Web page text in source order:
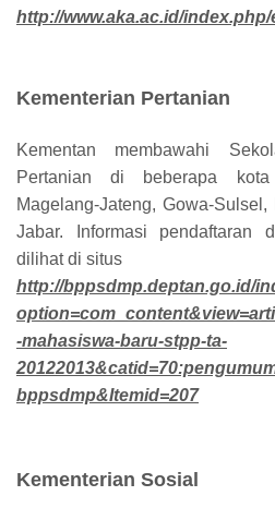
http://www.aka.ac.id/
Kementerian Pertanian
Kementan membawahi
Pertanian di beberapa kota
Magelang-Jateng, Gowa-
Jabar. Informasi pendaftaran
dilihat di situs
http://bppsdmp.deptan.go.id/
-mahasiswa-baru-stpp-ta-
bppsdmp&Itemid=207
Kementerian Sosial